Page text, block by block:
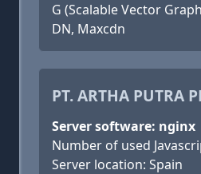
G (Scalable Vector
DN, Maxcdn
PT. ARTHA PUTRA
Server software: nginx
Number of used
Server location: Spain